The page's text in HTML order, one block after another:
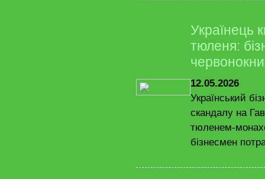
Українець
тюленя:
12.05.2026
Український
скандалу на
тюленем-
бізнесмен